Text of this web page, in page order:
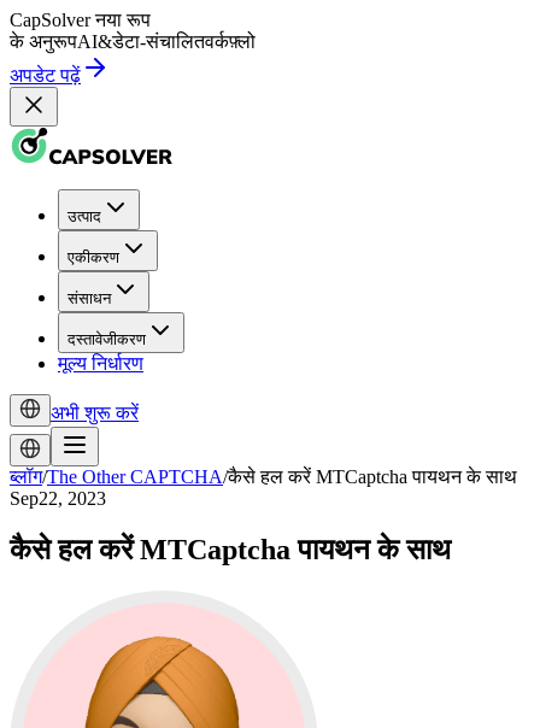
CapSolver नया रूप
के अनुरूपAI&डेटा-संचालितवर्कफ़्लो
अपडेट पढ़ें
उत्पाद
एकीकरण
संसाधन
दस्तावेजीकरण
मूल्य निर्धारण
अभी शुरू करें
ब्लॉग/The Other CAPTCHA/कैसे हल करें MTCaptcha पायथन के साथ
Sep22, 2023
कैसे हल करें MTCaptcha पायथन के साथ